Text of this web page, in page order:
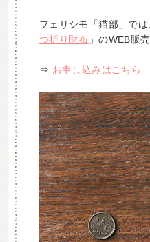
フェリシモ「猫部」では
つ折り財布 」のWEB販
⇒ お申し込みはこちら